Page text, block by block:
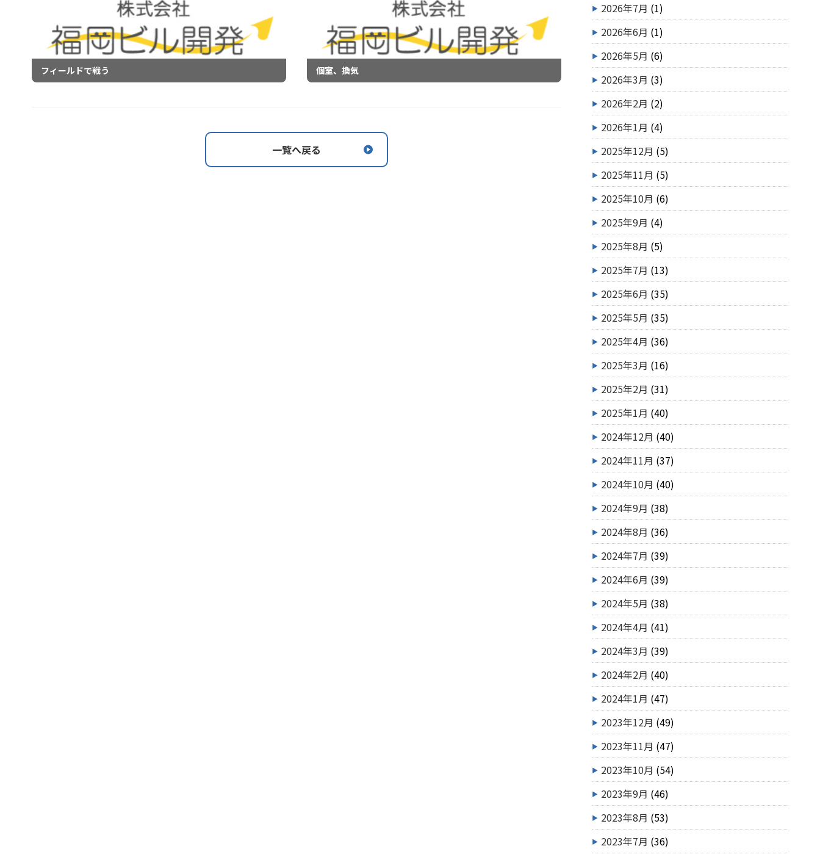
フィールドで戦う 個室、換気
一覧へ戻る
2026年7月 (1)
2026年6月 (1)
2026年5月 (6)
2026年3月 (3)
2026年2月 (2)
2026年1月 (4)
2025年12月 (5)
2025年11月 (5)
2025年10月 (6)
2025年9月 (4)
2025年8月 (5)
2025年7月 (13)
2025年6月 (35)
2025年5月 (35)
2025年4月 (36)
2025年3月 (16)
2025年2月 (31)
2025年1月 (40)
2024年12月 (40)
2024年11月 (37)
2024年10月 (40)
2024年9月 (38)
2024年8月 (36)
2024年7月 (39)
2024年6月 (39)
2024年5月 (38)
2024年4月 (41)
2024年3月 (39)
2024年2月 (40)
2024年1月 (47)
2023年12月 (49)
2023年11月 (47)
2023年10月 (54)
2023年9月 (46)
2023年8月 (53)
2023年7月 (36)